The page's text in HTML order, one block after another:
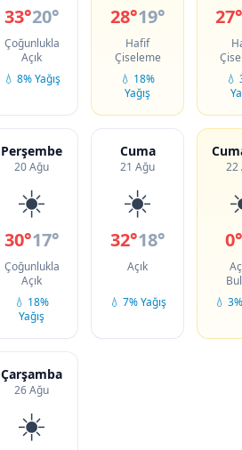
33°20°
Çoğunlukla
Açık
💧 8% Yağış
28°19°
Hafif
Çiseleme
💧 18%
Yağış
27°
💧
Perşembe
20 Ağu
☀️
30°17°
Çoğunlukla
Açık
💧 18%
Yağış
Cuma
21 Ağu
☀️
32°18°
Açık
💧 7% Yağış
22
💧
Çarşamba
26 Ağu
☀️